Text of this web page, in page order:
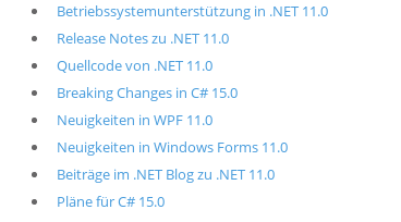
Betriebssystemunterstützung in .NET 11.0
Release Notes zu .NET 11.0
Quellcode von .NET 11.0
Breaking Changes in C# 15.0
Neuigkeiten in WPF 11.0
Neuigkeiten in Windows Forms 11.0
Beiträge im .NET Blog zu .NET 11.0
Pläne für C# 15.0